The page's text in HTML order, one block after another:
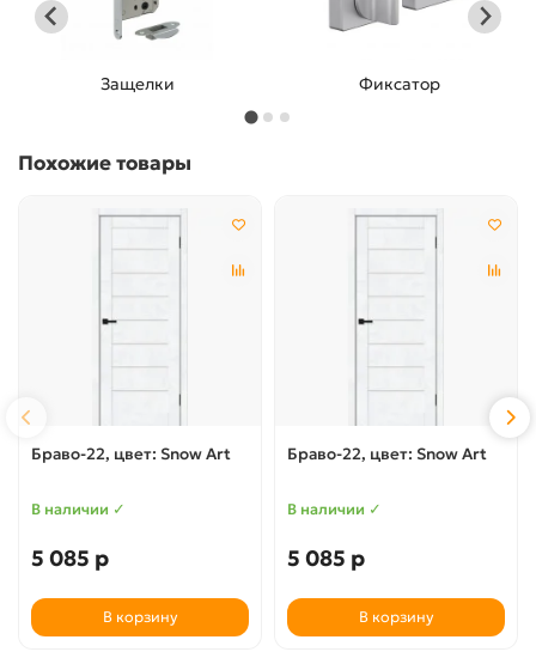
Защелки Фиксатор
Похожие товары
Браво-22, цвет: Snow Art
В наличии ✓
5 085 р
В корзину
Браво-22, цвет: Snow Art
В наличии ✓
5 085 р
В корзину